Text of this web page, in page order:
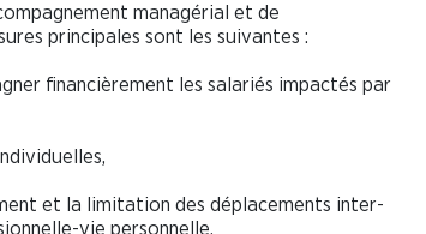
managérial et de
principales sont les suivantes :
financièrement les salariés impactés par
et la limitation des déplacements inter-
vie personnelle,